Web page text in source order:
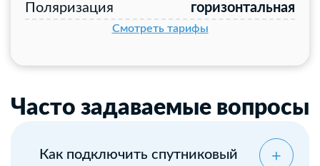
Поляризация
горизонтальная
Смотреть тарифы
Часто задаваемые вопросы
Как подключить спутниковый